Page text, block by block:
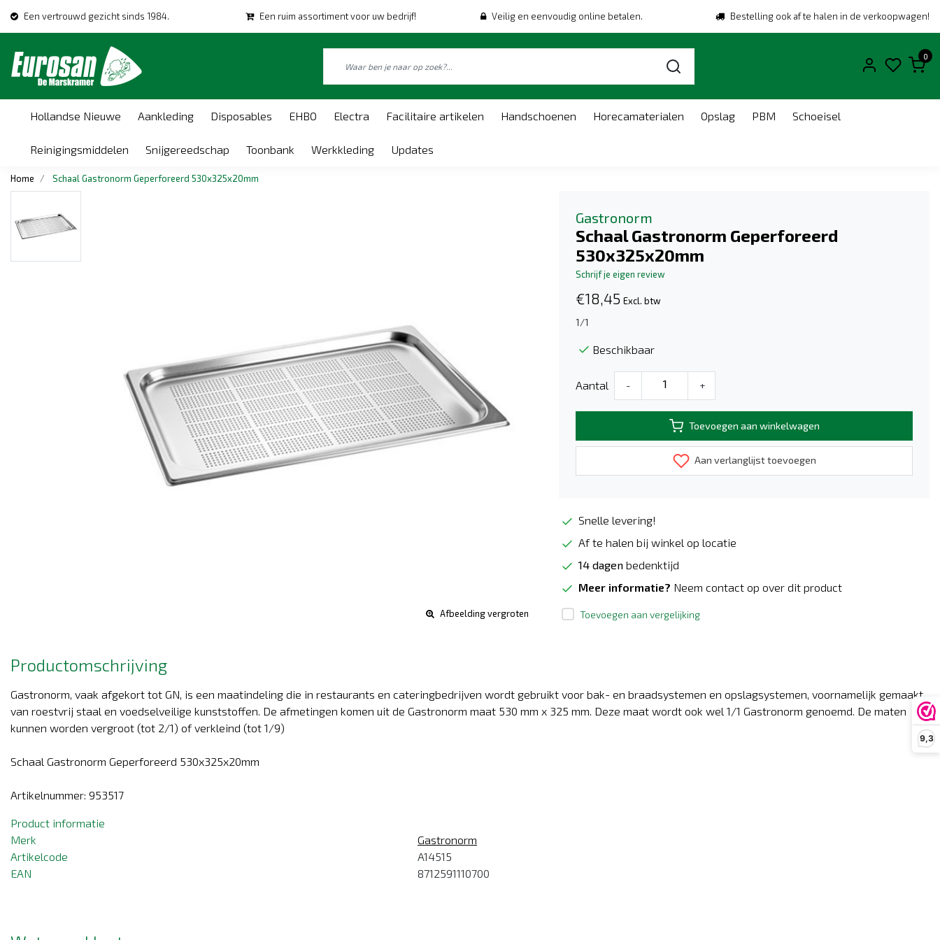
9,3
Een vertrouwd gezicht sinds 1984. Een ruim assortiment voor uw bedrijf! Veilig en eenvoudig online betalen. Bestelling ook af te halen in de verkoopwagen!
0
Hollandse Nieuwe Aankleding Disposables EHBO Electra Facilitaire artikelen Handschoenen Horecamaterialen Opslag PBM Schoeisel
Reinigingsmiddelen Snijgereedschap Toonbank Werkkleding Updates
Home Schaal Gastronorm Geperforeerd 530x325x20mm
Afbeelding vergroten
Gastronorm
Schaal Gastronorm Geperforeerd
530x325x20mm
Schrijf je eigen review
€18,45 Excl. btw
1/1
Beschikbaar
Aantal - +
Toevoegen aan winkelwagen
Aan verlanglijst toevoegen
Snelle levering!
Af te halen bij winkel op locatie
14 dagen bedenktijd
Meer informatie? Neem contact op over dit product
Toevoegen aan vergelijking
Productomschrijving
Gastronorm, vaak afgekort tot GN, is een maatindeling die in restaurants en cateringbedrijven wordt gebruikt voor bak- en braadsystemen en opslagsystemen, voornamelijk gemaakt
van roestvrij staal en voedselveilige kunststoffen. De afmetingen komen uit de Gastronorm maat 530 mm x 325 mm. Deze maat wordt ook wel 1/1 Gastronorm genoemd. De maten
kunnen worden vergroot (tot 2/1) of verkleind (tot 1/9)
Schaal Gastronorm Geperforeerd 530x325x20mm
Artikelnummer: 953517
Product informatie
Merk
Gastronorm
Artikelcode
A14515
EAN
8712591110700